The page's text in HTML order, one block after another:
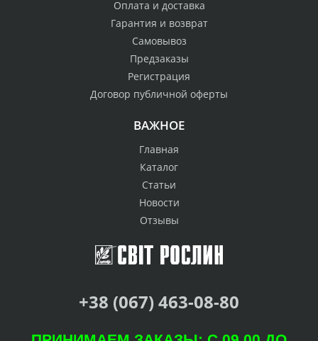
Оплата и доставка
Гарантия и возврат
Самовывоз
Предзаказы
Регистрация
Договор публичной оферты
ВАЖНОЕ
Главная
Каталог
Статьи
Новости
Отзывы
+38 (067) 463-08-80